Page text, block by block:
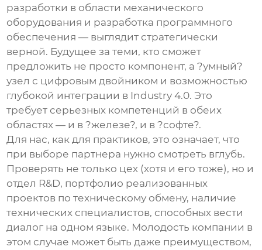
разработки в области механического
оборудования и разработка программного
обеспечения — выглядит стратегически
верной. Будущее за теми, кто сможет
предложить не просто компонент, а ?умный?
узел с цифровым двойником и возможностью
глубокой интеграции в Industry 4.0. Это
требует серьезных компетенций в обеих
областях — и в ?железе?, и в ?софте?.
Для нас, как для практиков, это означает, что
при выборе партнера нужно смотреть вглубь.
Проверять не только цех (хотя и его тоже), но и
отдел R&D, портфолио реализованных
проектов потехническому обмену, наличие
технических специалистов, способных вести
диалог на одном языке. Молодость компании в
этом случае может быть даже преимуществом,